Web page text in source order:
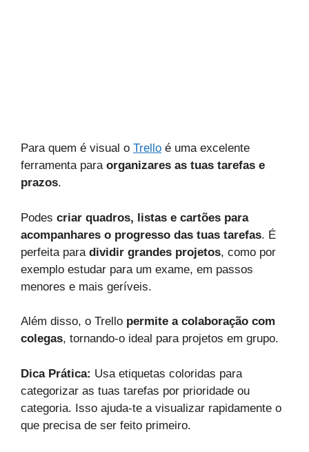
Para quem é visual o Trello é uma excelente
ferramenta para organizares as tuas tarefas e
prazos.
Podes criar quadros, listas e cartões para
acompanhares o progresso das tuas tarefas. É
perfeita para dividir grandes projetos, como por
exemplo estudar para um exame, em passos
menores e mais geríveis.
Além disso, o Trello permite a colaboração com
colegas, tornando-o ideal para projetos em grupo.
Dica Prática: Usa etiquetas coloridas para
categorizar as tuas tarefas por prioridade ou
categoria. Isso ajuda-te a visualizar rapidamente o
que precisa de ser feito primeiro.